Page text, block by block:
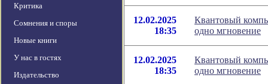
Критика
Сомнения и споры
Новые книги
У нас в гостях
Издательство
12.02.2025
18:35
Квантовый
одно мгновение
12.02.2025
18:35
Квантовый
одно мгновение